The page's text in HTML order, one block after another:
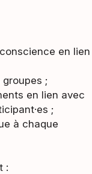
en lien
;
en lien avec
;
à chaque
: